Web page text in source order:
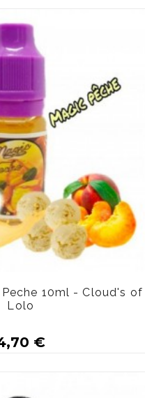
de détails
de détails
10ml - Cloud's of
Lolo
€